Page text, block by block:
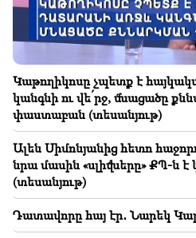
ռազմավարական
21:10
Ստեփանավանում ռուս կինը
20:54
Կաթողիկոսը՝ մեղադրյալի
մտածում քաղաքացիները
20:30
Ալեն Սիմոնյանից հետո
է․ նրա մասին «սլիվները»
(տեսանյութ)
Կաթողիկոսը չպետք է
կանգնի ու վե՛րջ, մնացածը
փաստաբան (տեսանյութ)
Ալեն Սիմոնյանից հետո
նրա մասին «սլիվները» ՔՊ-ն
(տեսանյութ)
Դատավորը հայ էր․ Նարեկ